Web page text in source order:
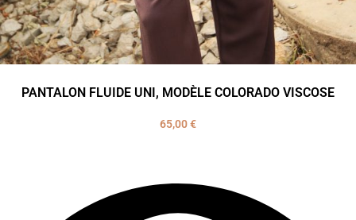
PANTALON FLUIDE UNI, MODÈLE COLORADO VISCOSE
65,00€